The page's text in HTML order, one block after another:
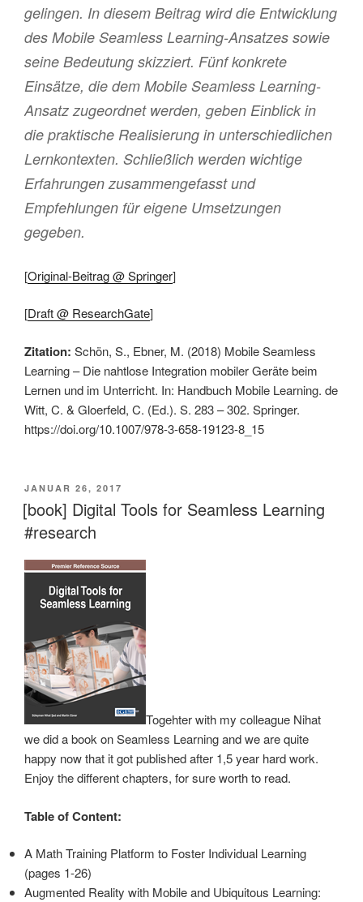
gelingen. In diesem Beitrag wird die Entwicklung
des Mobile Seamless Learning-Ansatzes sowie
seine Bedeutung skizziert. Fünf konkrete
Einsätze, die dem Mobile Seamless Learning-
Ansatz zugeordnet werden, geben Einblick in
die praktische Realisierung in unterschiedlichen
Lernkontexten. Schließlich werden wichtige
Erfahrungen zusammengefasst und
Empfehlungen für eigene Umsetzungen
gegeben.
[Original-Beitrag @ Springer]
[Draft @ ResearchGate]
Zitation: Schön, S., Ebner, M. (2018) Mobile Seamless
Learning – Die nahtlose Integration mobiler Geräte beim
Lernen und im Unterricht. In: Handbuch Mobile Learning. de
Witt, C. & Gloerfeld, C. (Ed.). S. 283 – 302. Springer.
https://doi.org/10.1007/978-3-658-19123-8_15
VERÖFFENTLICHT
AM
JANUAR 26, 2017
[book] Digital Tools for Seamless Learning
#research
Togehter with my colleague Nihat
we did a book on Seamless Learning and we are quite
happy now that it got published after 1,5 year hard work.
Enjoy the different chapters, for sure worth to read.
Table of Content:
A Math Training Platform to Foster Individual Learning
(pages 1-26)
Augmented Reality with Mobile and Ubiquitous Learning: